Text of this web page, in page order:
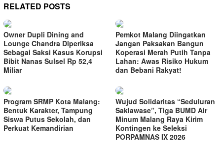
RELATED POSTS
Owner Dupli Dining and
Lounge Chandra Diperiksa
Sebagai Saksi Kasus Korupsi
Bibit Nanas Sulsel Rp 52,4
Miliar
Pemkot Malang Diingatkan
Jangan Paksakan Bangun
Koperasi Merah Putih Tanpa
Lahan: Awas Risiko Hukum
dan Bebani Rakyat!
Program SRMP Kota Malang:
Bentuk Karakter, Tampung
Siswa Putus Sekolah, dan
Perkuat Kemandirian
Wujud Solidaritas “Seduluran
Saklawase”, Tiga BUMD Air
Minum Malang Raya Kirim
Kontingen ke Seleksi
PORPAMNAS IX 2026